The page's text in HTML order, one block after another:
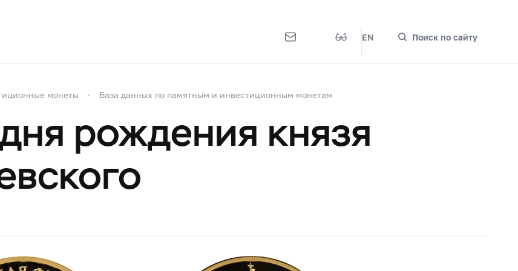
EN Поиск по сайту
монеты База данных по памятным и инвестиционным монетам
рождения князя